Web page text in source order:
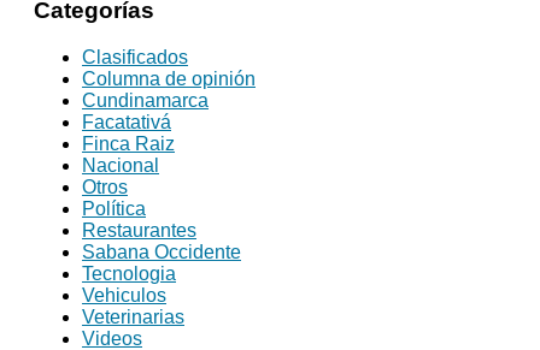
Categorías
Clasificados
Columna de opinión
Cundinamarca
Facatativá
Finca Raiz
Nacional
Otros
Política
Restaurantes
Sabana Occidente
Tecnologia
Vehiculos
Veterinarias
Videos